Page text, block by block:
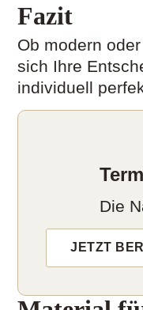
Fazit
Ob modern
sich Ihre
individuell
Die
JETZT